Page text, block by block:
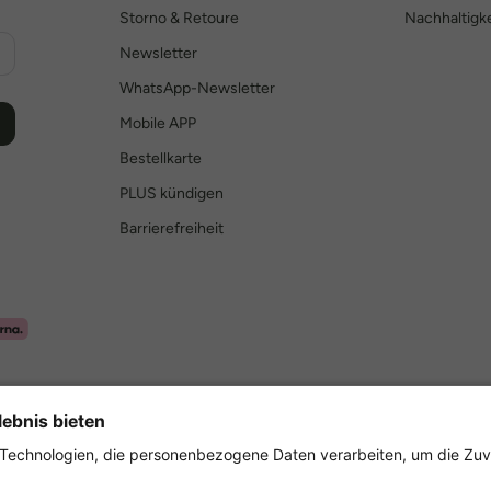
Storno & Retoure
Newsletter
WhatsApp-Newsletter
Mobile APP
Bestellkarte
PLUS kündigen
Barrierefreiheit
Sicher einkaufen mit